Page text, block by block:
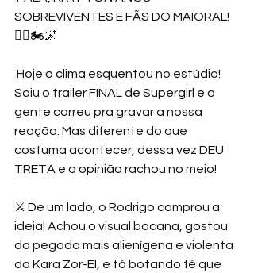
SOBREVIVENTES E FÃS DO MAIORAL!
🦸‍♀️🏍️🌌
Saiu o trailer FINAL de Supergirl e a
gente correu pra gravar a nossa
reação. Mas diferente do que
costuma acontecer, dessa vez DEU
TRETA e a opinião rachou no meio!
⚔️ De um lado, o Rodrigo comprou a
ideia! Achou o visual bacana, gostou
da pegada mais alienígena e violenta
da Kara Zor-El, e tá botando fé que